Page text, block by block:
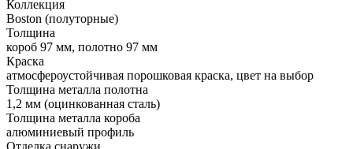
Коллекция
Boston (полуторные)
Толщина
короб 97 мм, полотно 97 мм
Краска
атмосфероустойчивая порошковая краска, цвет на выбор
Толщина металла полотна
1,2 мм (оцинкованная сталь)
Толщина металла короба
алюминиевый профиль
Отделка снаружи